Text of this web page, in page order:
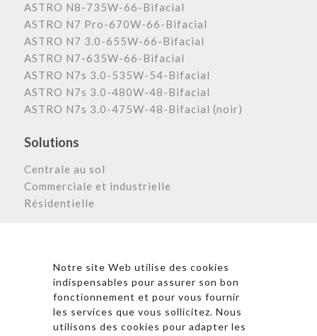
Notre site Web utilise des cookies
indispensables pour assurer son bon
fonctionnement et pour vous fournir
les services que vous sollicitez. Nous
utilisons des cookies pour adapter les
ASTRO N8-735W-66-Bifacial
ASTRO N7 Pro-670W-66-Bifacial
ASTRO N7 3.0-655W-66-Bifacial
ASTRO N7-635W-66-Bifacial
ASTRO N7s 3.0-535W-54-Bifacial
ASTRO N7s 3.0-480W-48-Bifacial
ASTRO N7s 3.0-475W-48-Bifacial (noir)
Solutions
Centrale au sol
Commerciale et industrielle
Résidentielle
* En cliquant sur « S’inscrire », j’accepte la politique de
confidentialité et les conditions d’utilisation